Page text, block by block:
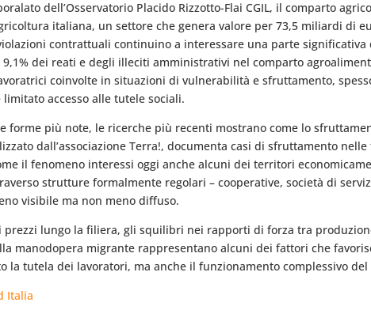
dell’Osservatorio Placido Rizzotto-Flai CGIL, il comparto
italiana, un settore che genera valore per 73,5 miliardi di
contrattuali continuino a interessare una parte
dei reati e degli illeciti amministrativi nel comparto
coinvolte in situazioni di vulnerabilità e sfruttamento,
limitato accesso alle tutele sociali.
forme più note, le ricerche più recenti mostrano come lo
dall’associazione Terra!, documenta casi di sfruttamento
il fenomeno interessi oggi anche alcuni dei territori
strutture formalmente regolari – cooperative, società di
visibile ma non meno diffuso.
prezzi lungo la filiera, gli squilibri nei rapporti di forza tra
manodopera migrante rappresentano alcuni dei fattori che
la tutela dei lavoratori, ma anche il funzionamento complessivo
Italia